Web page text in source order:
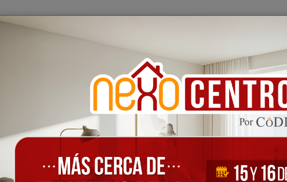
Home Sello CODIP Inmobiliarias Nexo-Bancos Blog Feria